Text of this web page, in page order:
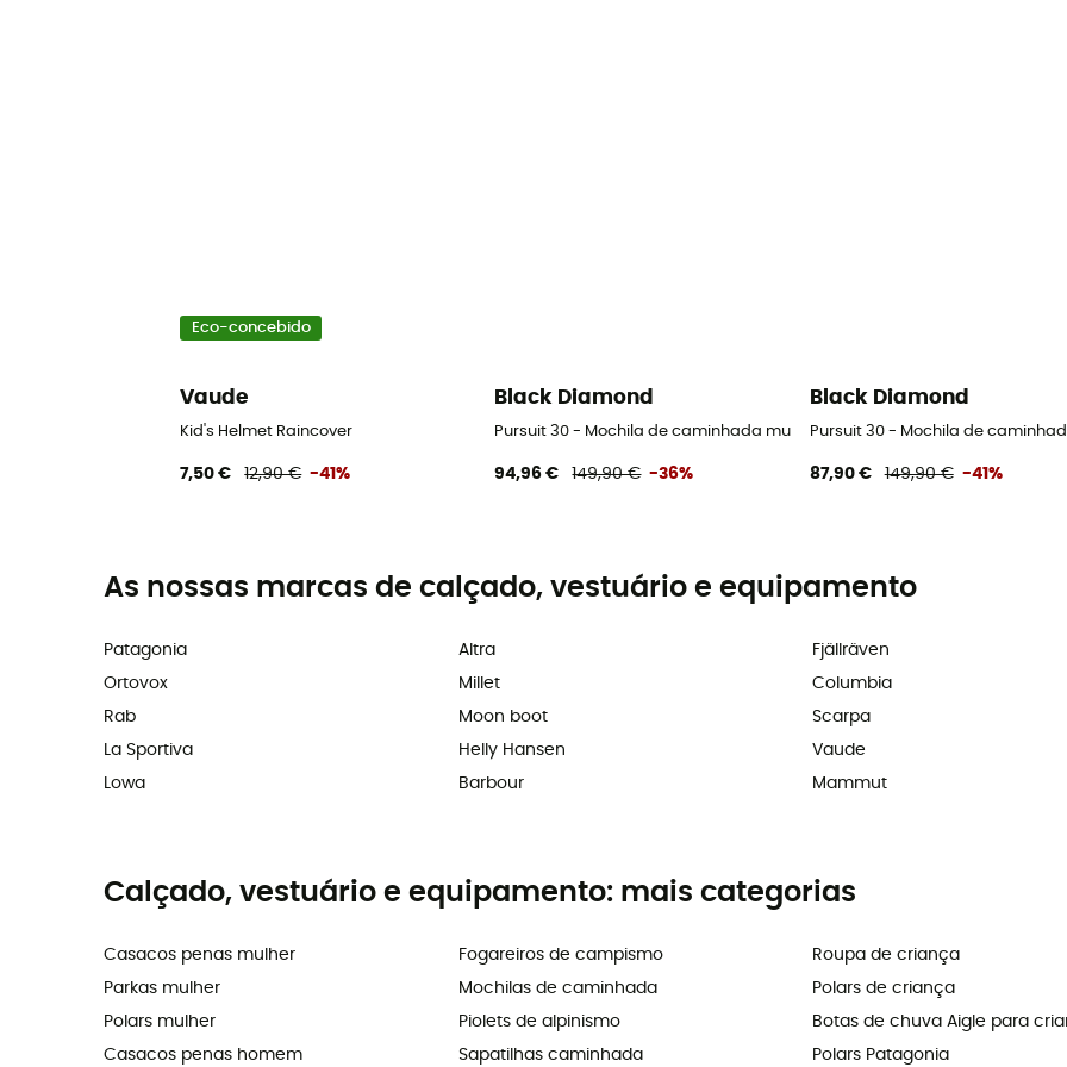
Eco-concebido
Vaude
Kid's Helmet Raincover
7,50 € 12,90 € -41%
Black Diamond
Pursuit 30 - Mochila de caminhada mulher
94,96 € 149,90 € -36%
Black Diamond
Pursuit 30 - Mochila de
87,90 € 149,90 € -41%
As nossas marcas de calçado, vestuário e equipamento
Patagonia
Ortovox
Rab
La Sportiva
Lowa
Altra
Millet
Moon boot
Helly Hansen
Barbour
Fjällräven
Columbia
Scarpa
Vaude
Mammut
Calçado, vestuário e equipamento: mais categorias
Casacos penas mulher
Parkas mulher
Polars mulher
Casacos penas homem
Fogareiros de campismo
Mochilas de caminhada
Piolets de alpinismo
Sapatilhas caminhada
Roupa de criança
Polars de criança
Botas de chuva Aigle para
Polars Patagonia